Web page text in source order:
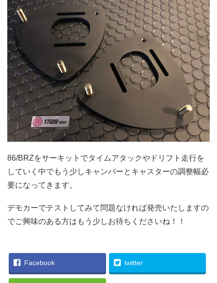
86/BRZをサーキットでタイムアタックやドリフト走行を
していく中でもう少しキャンバーとキャスターの調整幅必
要になってきます。
デモカーでテストしてみて問題なければ発売いたしますの
でご興味のある方はもう少しお待ちくださいね！！
Facebook twitter